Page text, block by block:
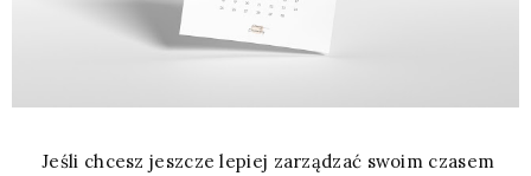
Jeśli chcesz jeszcze lepiej zarządzać swoim czasem